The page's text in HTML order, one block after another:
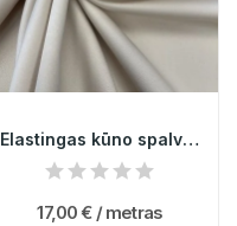
Elastingas kūno spalvos atlasas su viskozė 014725
17,00 € / metras